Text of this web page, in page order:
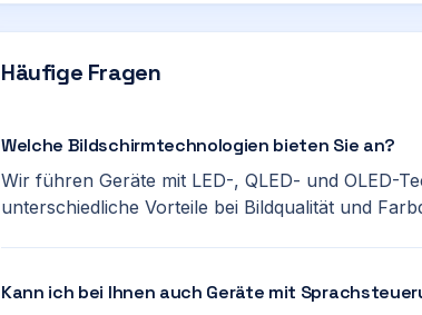
Häufige Fragen
Welche Bildschirmtechnologien bieten Sie an?
Wir führen Geräte mit LED-, QLED- und OLED-
unterschiedliche Vorteile bei Bildqualität und
Kann ich bei Ihnen auch Geräte mit